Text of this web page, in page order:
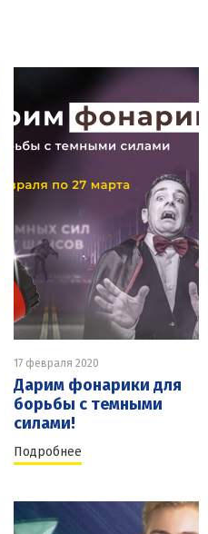
17 февраля 2020
Дарим фонарики для
борьбы с темными
силами!
Подробнее